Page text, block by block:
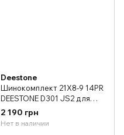
Deestone
Шинокомплект 21X8-9 14PR
DEESTONE D301 JS2 для
погрузчиков
2 190 грн
Нет в наличии